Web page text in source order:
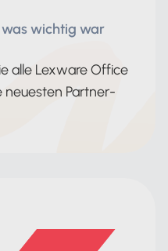
wichtig war
alle Lexware Office
Partner-